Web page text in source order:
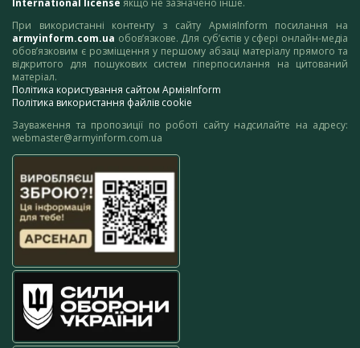
International license якщо не зазначено інше.
При використанні контенту з сайту АрміяInform посилання на
armyinform.com.ua обов’язкове. Для суб’єктів у сфері онлайн-медіа
обов’язковим є розміщення у першому абзаці матеріалу прямого та
відкритого для пошукових систем гіперпосилання на цитований
матеріал.
Політика користування сайтом АрміяInform
Політика використання файлів cookie
Зауваження та пропозиції по роботі сайту надсилайте на адресу:
webmaster@armyinform.com.ua